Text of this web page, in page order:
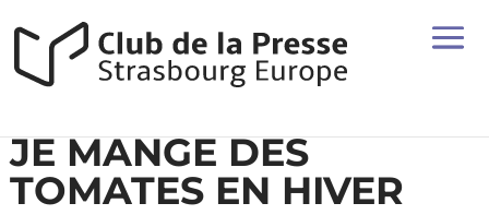
JE MANGE DES
TOMATES EN HIVER